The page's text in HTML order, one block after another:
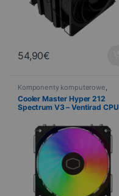
54,90€
Komponenty komputerowe,
Informatyka Chłodzenie
Cooler Master Hyper 212
Spectrum V3 – Ventirad CPU